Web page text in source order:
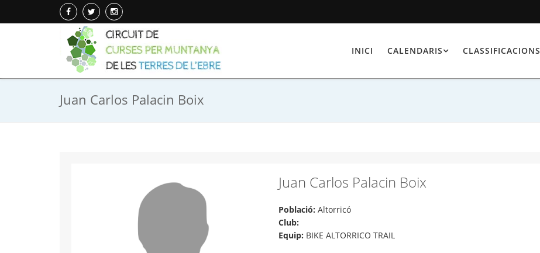
INICI CALENDARIS CLASSIFICACIONS
Juan Carlos Palacin Boix
Juan Carlos Palacin Boix
Població: Altorricó
Club:
Equip: BIKE ALTORRICO TRAIL